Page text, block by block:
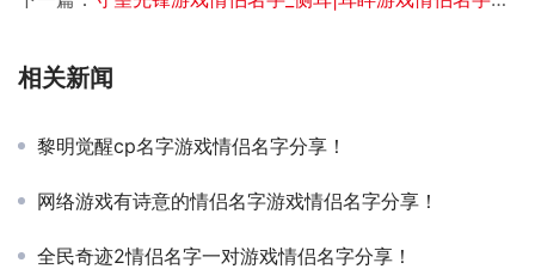
相关新闻
黎明觉醒cp名字游戏情侣名字分享！
网络游戏有诗意的情侣名字游戏情侣名字分享！
全民奇迹2情侣名字一对游戏情侣名字分享！